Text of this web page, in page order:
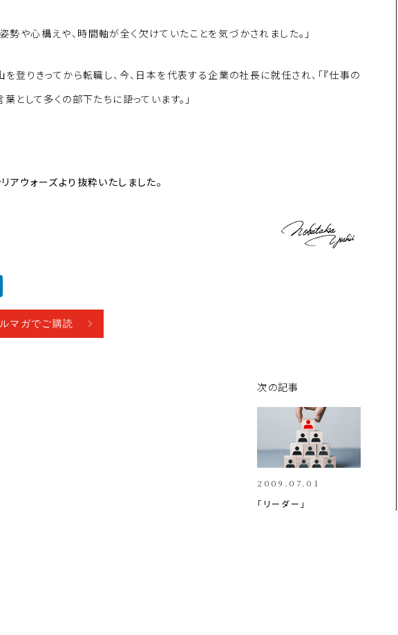
や心構えや、時間軸が全く欠けていたことを気づかされました。」
を登りきってから転職し、今、日本を代表する企業の社長に就任され、「『仕事の
葉として多くの部下たちに語っています。」
アウォーズより抜粋いたしました。
n
kマガでご購読
次の記事
2009.07.01
「リーダー」